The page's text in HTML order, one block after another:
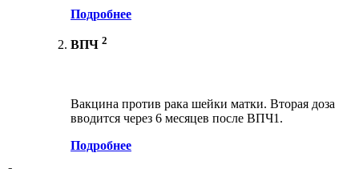
Подробнее
ВПЧ 2
Вакцина против рака шейки матки. Вторая доза
вводится через 6 месяцев после ВПЧ1.
Подробнее